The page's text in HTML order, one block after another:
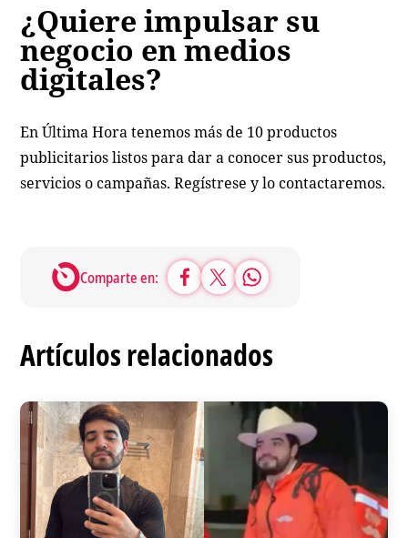
¿Quiere impulsar su
negocio en medios
digitales?
En Última Hora tenemos más de 10 productos
publicitarios listos para dar a conocer sus productos,
servicios o campañas. Regístrese y lo contactaremos.
Comparte en:
Artículos relacionados